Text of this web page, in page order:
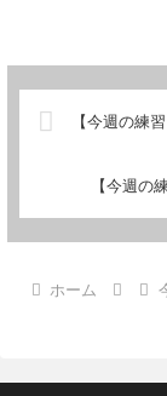
【今週の練
【今週の
ホーム